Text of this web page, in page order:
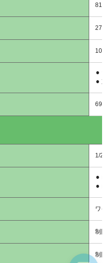
810/
⚫︎ マ
⚫︎ 取
1/
⚫︎
⚫︎
ワイ
制限
制限